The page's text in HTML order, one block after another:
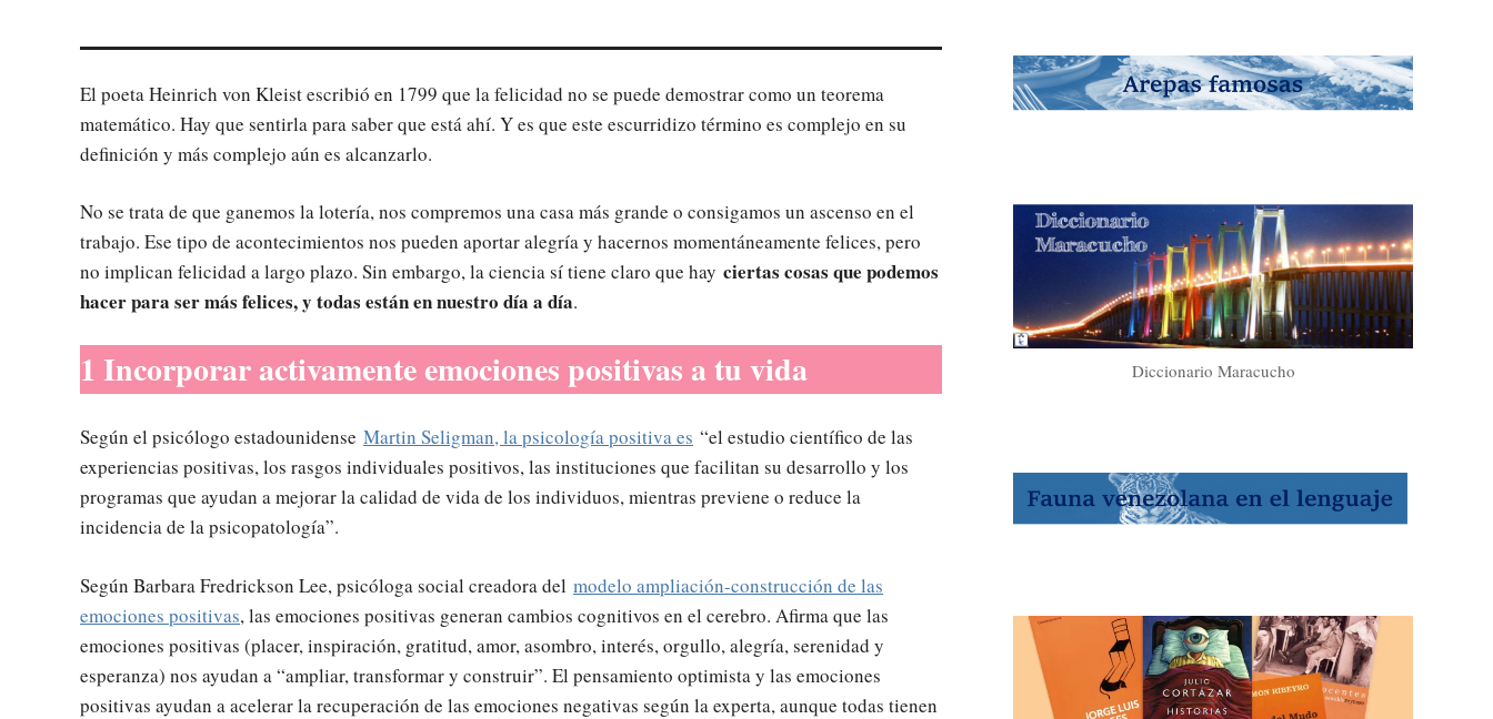
El poeta Heinrich von Kleist escribió en 1799 que la felicidad no se puede demostrar como un teorema
matemático. Hay que sentirla para saber que está ahí. Y es que este escurridizo término es complejo en su
definición y más complejo aún es alcanzarlo.
No se trata de que ganemos la lotería, nos compremos una casa más grande o consigamos un ascenso en el
trabajo. Ese tipo de acontecimientos nos pueden aportar alegría y hacernos momentáneamente felices, pero
no implican felicidad a largo plazo. Sin embargo, la ciencia sí tiene claro que hay ciertas cosas que podemos
hacer para ser más felices, y todas están en nuestro día a día.
1 Incorporar activamente emociones positivas a tu vida
Según el psicólogo estadounidense Martin Seligman, la psicología positiva es “el estudio científico de las
experiencias positivas, los rasgos individuales positivos, las instituciones que facilitan su desarrollo y los
programas que ayudan a mejorar la calidad de vida de los individuos, mientras previene o reduce la
incidencia de la psicopatología”.
Según Barbara Fredrickson Lee, psicóloga social creadora del modelo ampliación-construcción de las
emociones positivas, las emociones positivas generan cambios cognitivos en el cerebro. Afirma que las
emociones positivas (placer, inspiración, gratitud, amor, asombro, interés, orgullo, alegría, serenidad y
esperanza) nos ayudan a “ampliar, transformar y construir”. El pensamiento optimista y las emociones
positivas ayudan a acelerar la recuperación de las emociones negativas según la experta, aunque todas tienen
Diccionario Maracucho